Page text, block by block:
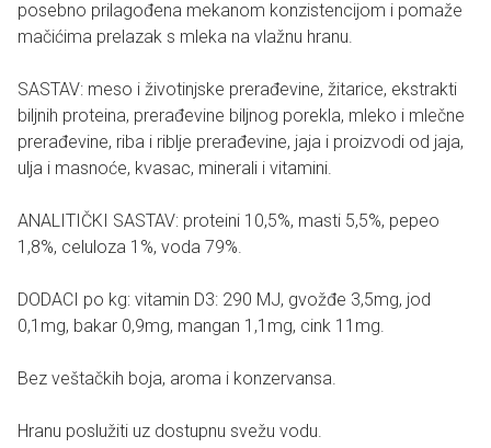
posebno prilagođena mekanom konzistencijom i pomaže
mačićima prelazak s mleka na vlažnu hranu.
SASTAV: meso i životinjske prerađevine, žitarice, ekstrakti
biljnih proteina, prerađevine biljnog porekla, mleko i mlečne
prerađevine, riba i riblje prerađevine, jaja i proizvodi od jaja,
ulja i masnoće, kvasac, minerali i vitamini.
ANALITIČKI SASTAV: proteini 10,5%, masti 5,5%, pepeo
1,8%, celuloza 1%, voda 79%.
DODACI po kg: vitamin D3: 290 MJ, gvožđe 3,5mg, jod
0,1mg, bakar 0,9mg, mangan 1,1mg, cink 11mg.
Bez veštačkih boja, aroma i konzervansa.
Hranu poslužiti uz dostupnu svežu vodu.